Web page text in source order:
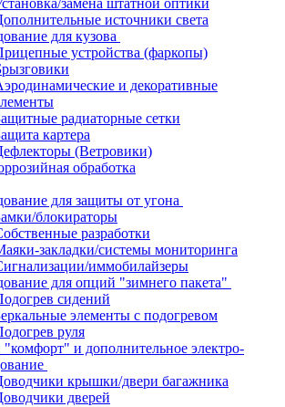
замена штатной оптики
источники света
для кузова
устройства (фаркопы)
и декоративные
радиаторные сетки
картера
(Ветровики)
обработка
для защиты от угона
блокираторы
разработки
закладки/системы мониторинга
иммобилайзеры
для опций "зимнего пакета"
сидений
элементы с подогревом
руля
и дополнительное электро-
крышки/двери багажника
дверей